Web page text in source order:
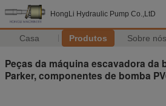
HongLi Hydraulic Pump Co.,LtD
Casa Produtos Sobre nós
Peças da máquina escavadora da
Parker, componentes de bomba